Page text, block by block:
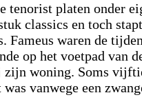
tenorist platen onder
classics en toch
Fameus waren de
op het voetpad van
woning. Soms
vanwege een